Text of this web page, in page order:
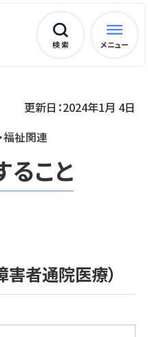
検 索 メニュー
福祉関連
更新日：2024年1月 4日
こと
者通院医療）